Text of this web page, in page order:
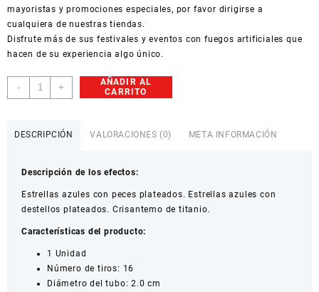
mayoristas y promociones especiales, por favor dirigirse a
cualquiera de nuestras tiendas.
Disfrute más de sus festivales y eventos confuegos artificialesque
hacen de su experiencia algo único.
-
Torta
Tierra
+
AÑADIR AL
CARRITO
DESCRIPCIÓN VALORACIONES (0) META INFORMACIÓN
Descripción de los efectos:
Estrellas azules con peces plateados. Estrellas azules con
destellos plateados. Crisantemo de titanio.
Características delproducto:
1 Unidad
Número de tiros: 16
Diámetro del tubo: 2.0 cm